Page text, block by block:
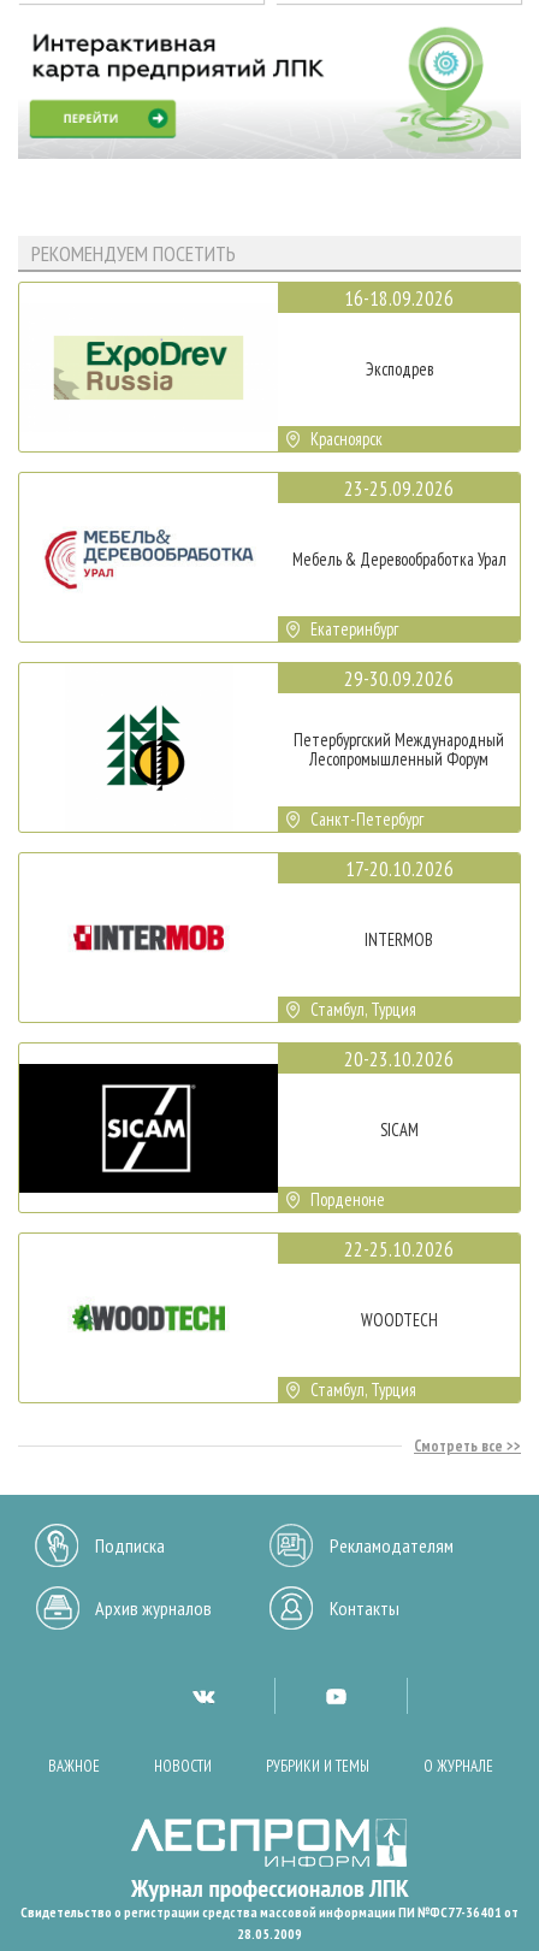
РЕКОМЕНДУЕМ ПОСЕТИТЬ
16-18.09.2026
Эксподрев
Красноярск
23-25.09.2026
Мебель & Деревообработка Урал
Екатеринбург
29-30.09.2026
Петербургский Международный
Лесопромышленный Форум
Санкт-Петербург
17-20.10.2026
INTERMOB
Стамбул, Турция
20-23.10.2026
SICAM
Порденоне
22-25.10.2026
WOODTECH
Стамбул, Турция
Смотреть все
Подписка Рекламодателям
Архив журналов Контакты
ВАЖНОЕ НОВОСТИ РУБРИКИ И ТЕМЫ О ЖУРНАЛЕ
Свидетельство о регистрации средства массовой информации ПИ №ФС77-36401 от
28.05.2009